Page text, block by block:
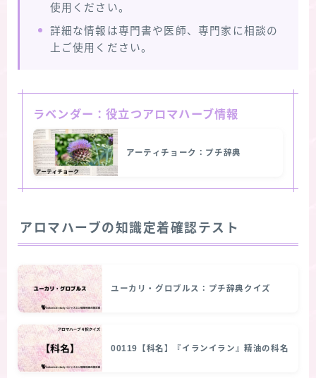
使用ください。
詳細な情報は専門書や医師、専門家に相談の
上ご使用ください。
ラベンダー：役立つアロマハーブ情報
アーティチョーク：プチ辞典
アロマハーブの知識定着確認テスト
ユーカリ・グロブルス：プチ辞典クイズ
00119【科名】『イランイラン』精油の科名